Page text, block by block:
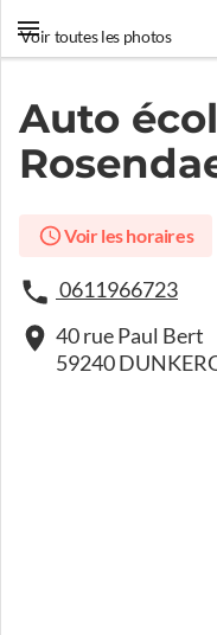
Voir toutes les photos
Auto
Voir les horaires
0611966723
40 rue Paul Bert
59240